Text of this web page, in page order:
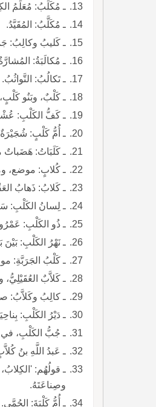
ـ مُكَلِّبُ: مُعَلِّمُ الكِلابِ الصَّيْدَ.
ـ مُكَلَّبُ: المُقَيَّدُ.
ـ كَليبُ وكالِبُ: جَماعَةُ الكِلابِ.
ـ مُكالَبَةُ:
ـ تَكالُبُ: التَّواثُبُ.
ـ كَلْبٌ، وبَنُو كَلْبٍ،
ـ كَفُّ الكَلْبِ:
ـ أُمُّ كَلْبٍ:
ـ كَلَبَاتُ:
ـ كُلابٍ: موضع،
ـ كَلابُ: ذَهابُ
ـ لِسانُ الكَلْبِ:
ـ ذُو الكَلْبِ:
ـ نَهْرُ الكَلْبِ:
ـ كَلْبُ الجَرَبَّةِ: موضع.
ـ كَلاَّبٌ العُقَيْلِيُّ، وكذا ابنُ حَمْزَةَ أبو الهَيْذامِ: شاعِرانِ.
ـ كالِبُ وكَلاَّبُ: صاحِبُ الكِلاَبِ.
ـ دَيْرُ الكَلْبِ:
ـ جُبُّ الكَلْبِ،
ـ عَبدُ اللَّهِ بنُ
وصِناعَتَهُ.
ـ أُمُّ كَلْبَةَ: الحُمَّى.